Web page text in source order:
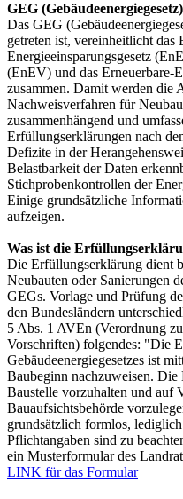
GEG
Das GEG
getreten ist, vereinheitlicht das
Energieeinsparungsgesetz
(EnEV) und das Erneuerbare-
zusammen. Damit werden die
Nachweisverfahren für
zusammenhängend und
Erfüllungserklärungen nach
Defizite in der
Belastbarkeit der Daten
Stichprobenkontrollen der
Einige grundsätzliche
aufzeigen.
Was ist die
Die Erfüllungserklärung dient
Neubauten oder Sanierungen
GEGs. Vorlage und Prüfung
den Bundesländern
5 Abs. 1 AVEn (Verordnung
Vorschriften) folgendes: "Die
Gebäudeenergiegesetzes ist
Baubeginn nachzuweisen.
Baustelle vorzuhalten und auf
Bauaufsichtsbehörde
grundsätzlich formlos,
Pflichtangaben sind zu
ein Musterformular des
LINK für das Formular